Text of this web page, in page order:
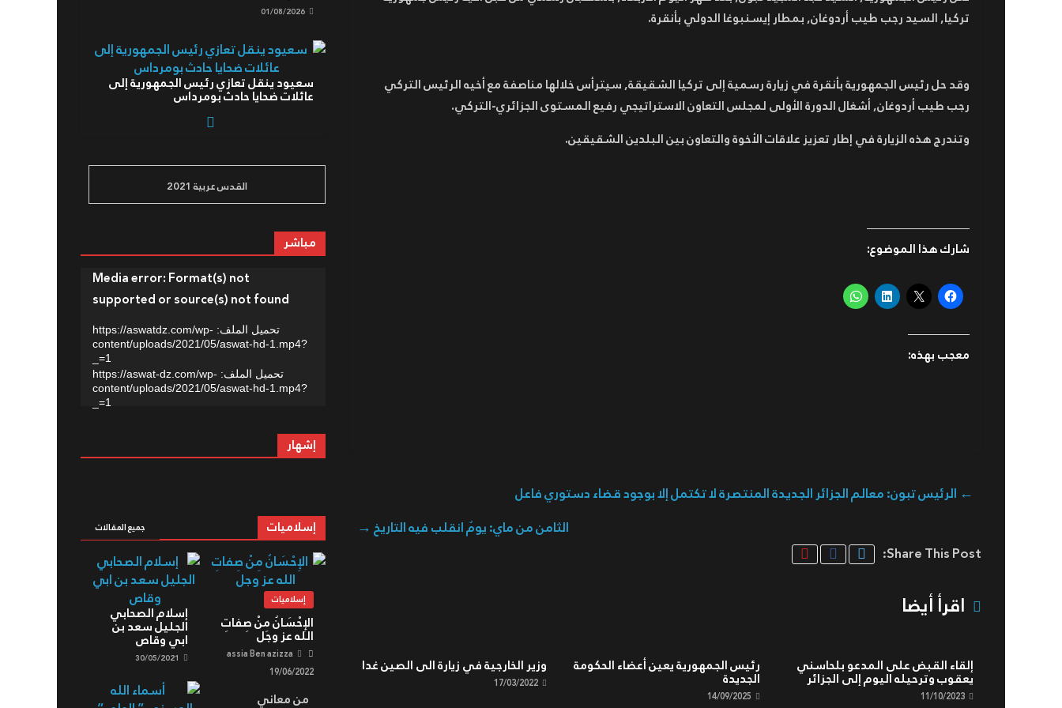
رئيس الجمهورية يعلن عن حداد
وطني لمدة 3 أيام
الوطني الشعبي
تركيا, السيد رجب طيب أردوغان, بمطار إيسنبوغا الدولي بأنقرة.
وقد حل رئيس الجمهورية بأنقرة في زيارة رسمية إلى تركيا الشقيقة, سيترأس خلالها مناصفة مع أخيه الرئيس التركي
رجب طيب أردوغان, أشغال الدورة الأولى لمجلس التعاون الاستراتيجي رفيع المستوى الجزائري-التركي.
وتندرج هذه الزيارة في إطار تعزيز علاقات الأخوة والتعاون بين البلدين الشقيقين.
شارك هذا الموضوع:
معجب بهذه:
← الرئيس تبون: معالم الجزائر الجديدة المنتصرة لا تكتمل إلا بوجود قضاء دستوري فاعل
الثامن من ماي: يومٌ انقلب فيه التاريخ →
Share This Post:
اقرأ أيضا
إلقاء القبض على المدعو بلحاسني
يعقوب وترحيله اليوم إلى الجزائر
11/10/2023
رئيس الجمهورية يعين أعضاء الحكومة
الجديدة
14/09/2025
وزير الخارجية في زيارة الى الصين غدا
17/03/2022
01/08/2026
سعيود ينقل تعازي رئيس الجمهورية إلى
عائلات ضحايا حادث بومرداس
رئيس الجمهورية يعزي في وفاة عبد الحق بن
الرمز مصطفى بن بولعيد
01/08/2026
رئيس الجمهورية يترأس مراسم الاحتفال
باليوم الوطني للجيش الوطني الشعبي
04/08/2026
القدس عربية 2021
مباشر
الفيديو
Media error: Format(s) not
supported or source(s) not found
تحميل الملف: https://aswatdz.com/wp-
content/uploads/2021/05/aswat-hd-1.mp4?
_=1
تحميل الملف: https://aswat-dz.com/wp-
content/uploads/2021/05/aswat-hd-1.mp4?
_=1
إشهار
إسلاميات جميع المقالات
إسلاميات
الإِحْسَانُ مِنْ صِفاتِ
الله عز وجل
assia Ben azizza
19/06/2022
من معاني
إسلام الصحابي
الجليل سعد بن
ابي وقاص
30/05/2021